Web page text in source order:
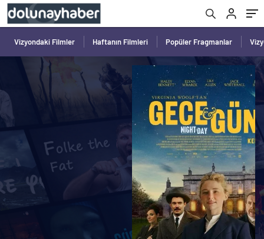
Vizyondaki Filmler Haftanın Filmleri Popüler Fragmanlar